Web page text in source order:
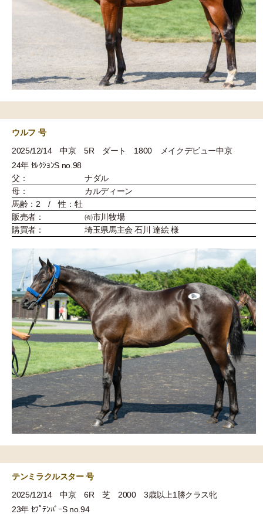
ウルフ 号
2025/12/14 中京 5R ダート 1800 メイクデビュー中京
24年 ｾﾚｸｼｮﾝS no.98
父：
ナダル
母：
カルディーン
馬齢：2 / 性：牡
販売者：
㈲市川牧場
購買者：
埼玉県馬主会 石川 達絵 様
テンミラクルスター 号
2025/12/14 中京 6R 芝 2000 3歳以上1勝クラス牝
23年 ｾﾌﾟﾃﾝﾊﾞｰS no.94